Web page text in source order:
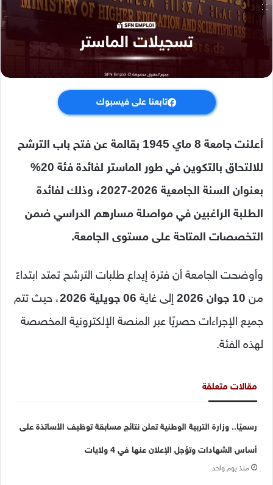
تابعنا على فيسبوك
أعلنت جامعة 8 ماي 1945 بقالمة عن فتح باب الترشح
للالتحاق بالتكوين في طور الماستر لفائدة فئة 20%
بعنوان السنة الجامعية 2026-2027، وذلك لفائدة
الطلبة الراغبين في مواصلة مسارهم الدراسي ضمن
التخصصات المتاحة على مستوى الجامعة.
وأوضحت الجامعة أن فترة إيداع طلبات الترشح تمتد ابتداءً
من 10 جوان 2026 إلى غاية 06 جويلية 2026
، حيث تتم
جميع الإجراءات حصريًا عبر المنصة الإلكترونية المخصصة
لهذه الفئة.
مقالات متعلقة
رسميًا.. وزارة التربية الوطنية تعلن نتائج مسابقة توظيف الأساتذة على
أساس الشهادات وتؤجل الإعلان عنها في 4 ولايات
منذ يوم واحد